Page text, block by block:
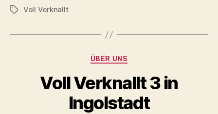
Kinderfilme
Schlagwörter
Voll Verknallt
Kategorien
ÜBER UNS
Voll Verknallt 3 in
Ingolstadt